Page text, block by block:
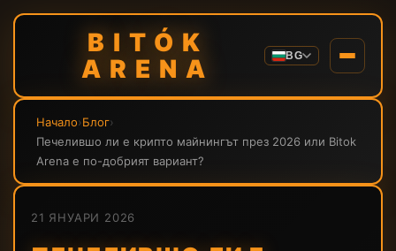
BITÓK
ARENA
BG
Начало›Блог›
Печелившо ли е крипто майнингът през 2026 или Bitok
Arena е по-добрият вариант?
21 ЯНУАРИ 2026